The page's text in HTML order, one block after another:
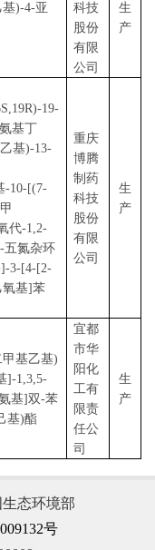
)-4-亚
科技
股份
有限
公司
生
产
S,19R)-19-
基丁
基)-13-
-10-[(7-
代-1,2-
五氮杂环
3-[4-[2-
氧基]苯
重庆
博腾
制药
科技
股份
有限
公司
生
产
基乙基)
]-1,3,5-
基]双-苯
基)酯
宜都
市华
阳化
工有
限责
任公
司
生
产
态环境部
号